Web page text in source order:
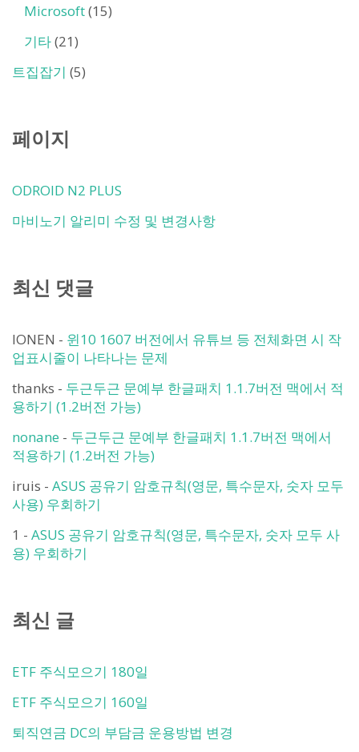
Microsoft(15)
기타(21)
트집잡기 (5)
페이지
ODROID N2 PLUS
마비노기 알리미 수정 및 변경사항
최신 댓글
IONEN - 윈10 1607 버전에서 유튜브 등 전체화면 시 작
업표시줄이 나타나는 문제
thanks - 두근두근 문예부 한글패치 1.1.7버전 맥에서 적
용하기 (1.2버전 가능)
nonane - 두근두근 문예부 한글패치 1.1.7버전 맥에서
적용하기 (1.2버전 가능)
iruis - ASUS 공유기 암호규칙(영문, 특수문자, 숫자 모두
사용) 우회하기
1 - ASUS 공유기 암호규칙(영문, 특수문자, 숫자 모두 사
용) 우회하기
최신 글
ETF 주식모으기 180일
ETF 주식모으기 160일
퇴직연금 DC의 부담금 운용방법 변경